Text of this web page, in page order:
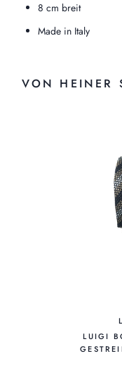
8 cm breit
Made in Italy
VON HEINER
LUIGI